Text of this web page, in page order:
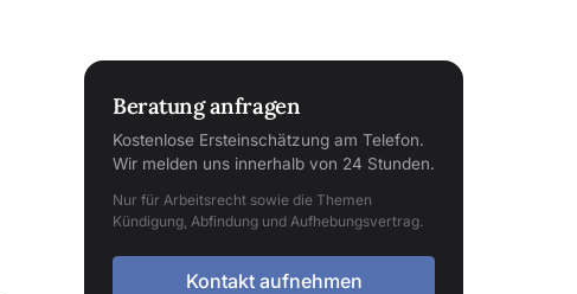
Beratung anfragen
Kostenlose Ersteinschätzung am Telefon.
Wir melden uns innerhalb von 24 Stunden.
Nur für Arbeitsrecht sowie die Themen
Kündigung, Abfindung und Aufhebungsvertrag.
Kontakt aufnehmen